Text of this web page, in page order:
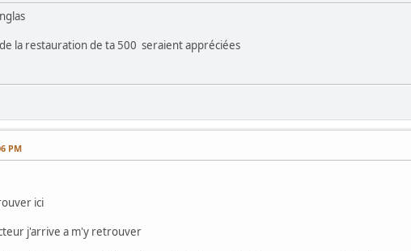
la restauration de ta 500 seraient appréciées
PM
ici
j'arrive a m'y retrouver